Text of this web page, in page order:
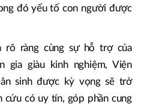
đó yếu tố con người được
rõ ràng cùng sự hỗ trợ của
gia giàu kinh nghiệm, Viện
sinh được kỳ vọng sẽ trở
cứu có uy tín, góp phần cung